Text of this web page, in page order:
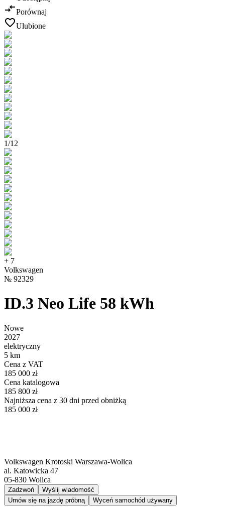
Porównaj
Ulubione
1/12
+ 7
Volkswagen
№ 92329
ID.3 Neo Life 58 kWh
Nowe
2027
elektryczny
5 km
Cena z VAT
185 000 zł
Cena katalogowa
185 800 zł
Najniższa cena z 30 dni przed obniżką
185 000 zł
Volkswagen Krotoski Warszawa-Wolica
al. Katowicka 47
05-830 Wolica
Zadzwoń
Wyślij wiadomość
Umów się na jazdę próbną
Wyceń samochód używany